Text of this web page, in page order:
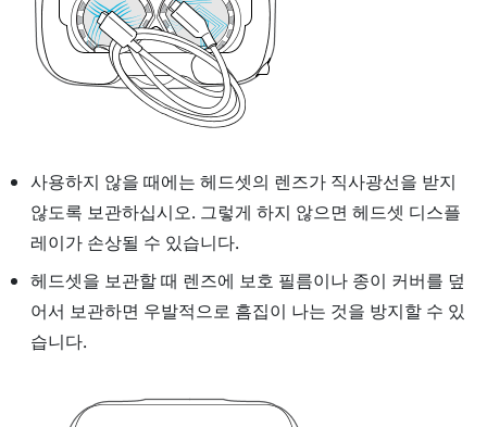
사용하지 않을 때에는 헤드셋의 렌즈가 직사광선을 받지
않도록 보관하십시오. 그렇게 하지 않으면 헤드셋 디스플
레이가 손상될 수 있습니다.
헤드셋을 보관할 때 렌즈에 보호 필름이나 종이 커버를 덮
어서 보관하면 우발적으로 흠집이 나는 것을 방지할 수 있
습니다.